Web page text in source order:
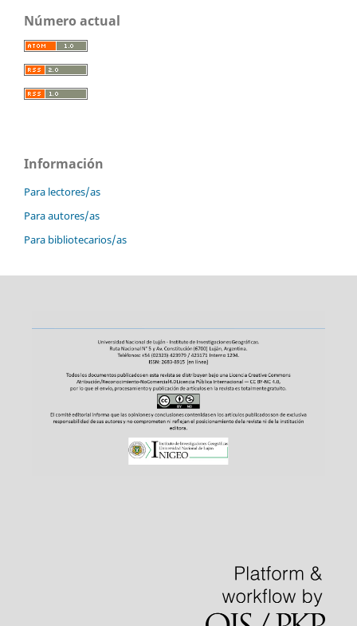
Número actual
Información
Para lectores/as
Para autores/as
Para bibliotecarios/as